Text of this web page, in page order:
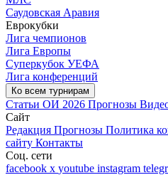
Саудовская Аравия
Еврокубки
Лига чемпионов
Лига Европы
Суперкубок УЕФА
Лига конференций
Ко всем турнирам
Статьи ОИ 2026 Прогнозы
Сайт
Редакция Прогнозы Политика
сайту Контакты
Соц. сети
facebook x youtube instagram